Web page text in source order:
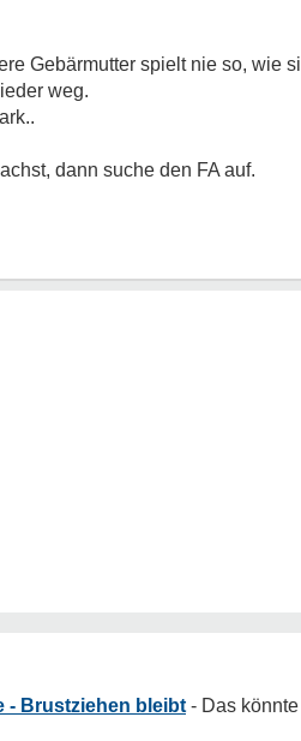
Gebärmutter spielt nie so, wie
weg.
dann suche den FA auf.
- Brustziehen bleibt